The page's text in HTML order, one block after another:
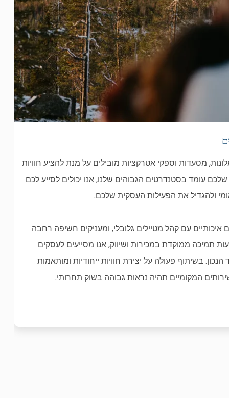
מסעדות וספקי אטרקציות מובילים על מנת להציע חוויות
שלכם עומד בסטנדרטים הגבוהים שלנו, אנו יכולים לסייע לכם
להתחבר לקהל יעד בינלאומי ולהגדיל את הפעילות העסקית שלכם.
איכותיים עם קהל מטיילים גלובלי, ומעניקים חשיפה רחבה
תמיכה ממוקדת במכירות ושיווק, אנו מסייעים לעסקים
בשיתוף פעולה על יצירת חוויות ייחודיות ומותאמות
המקומיים תהיה נראות גבוהה בשוק תחרותי.